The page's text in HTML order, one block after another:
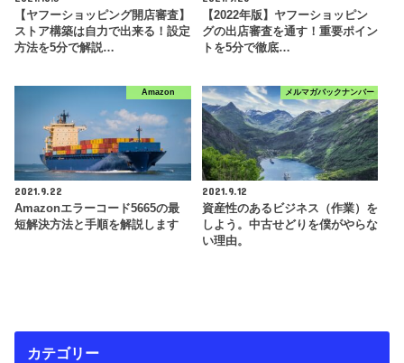
【ヤフーショッピング開店審査】
ストア構築は自力で出来る！設定
方法を5分で解説…
【2022年版】ヤフーショッピン
グの出店審査を通す！重要ポイン
トを5分で徹底…
Amazon
2021.9.22
Amazonエラーコード5665の最
短解決方法と手順を解説します
メルマガバックナンバー
2021.9.12
資産性のあるビジネス（作業）を
しよう。中古せどりを僕がやらな
い理由。
カテゴリー